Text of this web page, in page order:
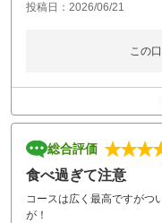
投稿日：2026/06/21
この
総合評価
食べ過ぎて注意
コースは広く最高ですがつ
が！